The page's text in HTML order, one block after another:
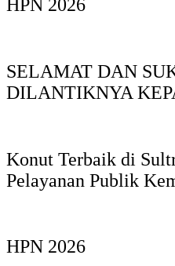
HPN 2026
SELAMAT DAN
DILANTIKNYA
Konut Terbaik di
Pelayanan Publik
HPN 2026